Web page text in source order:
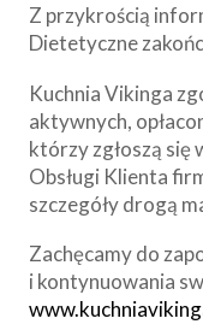
Z przykrością
Dietetyczne
Kuchnia Vikinga
aktywnych,
którzy zgłoszą się
Obsługi Klienta
szczegóły drogą
Zachęcamy do
i kontynuowania